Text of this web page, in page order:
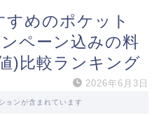
すめのポケット
ペーン込みの料
)比較ランキング
2026年6月3日
ョンが含まれています